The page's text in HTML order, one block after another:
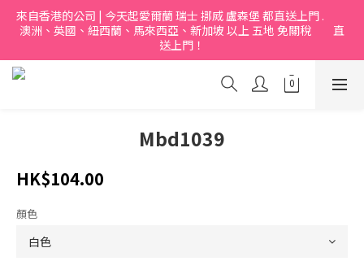
來自香港的公司 | 今天起愛爾蘭 瑞士 挪烕 盧森堡 都直送上門 .
澳洲、英國、紐西蘭、馬來西亞、新加坡 以上 五地 免關稅         直
送上門！
Mbd1039
HK$104.00
顏色